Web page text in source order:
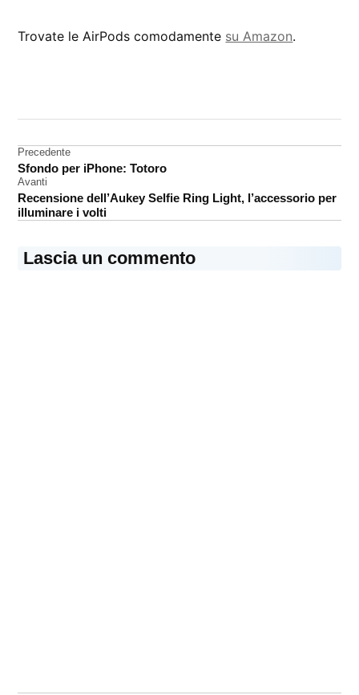
Trovate le AirPods comodamente su Amazon.
Android
Navigazione
articoli
Precedente
Sfondo per iPhone: Totoro
Avanti
Recensione dell’Aukey Selfie Ring Light, l’accessorio per
illuminare i volti
Lascia un commento